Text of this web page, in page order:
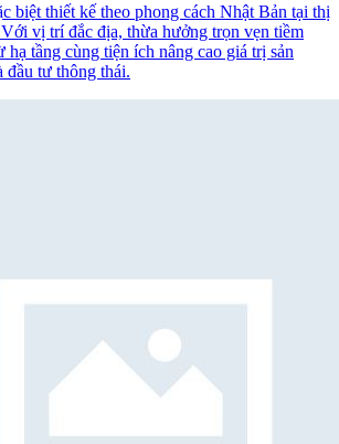
biệt thiết kế theo phong cách Nhật Bản tại thị
vị trí đắc địa, thừa hưởng trọn vẹn tiềm
hạ tầng cùng tiện ích nâng cao giá trị sản
đầu tư thông thái.